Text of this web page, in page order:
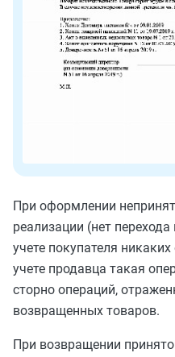
При оформлении
реализации (нет
учете покупателя
учете продавца такая
сторно операций,
возвращенных товаров.
При возвращении